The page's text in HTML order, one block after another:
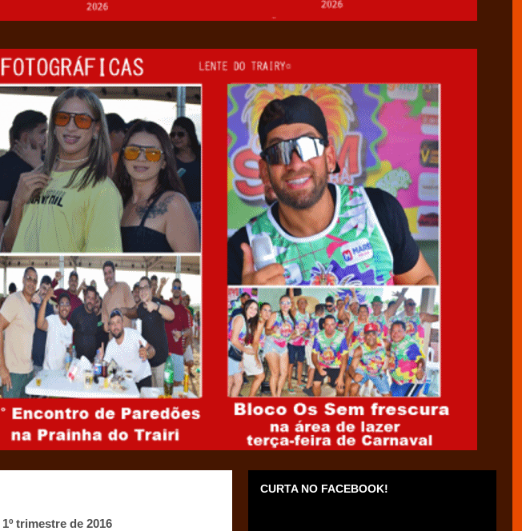
trimestre de 2016
CURTA NO FACEBOOK!